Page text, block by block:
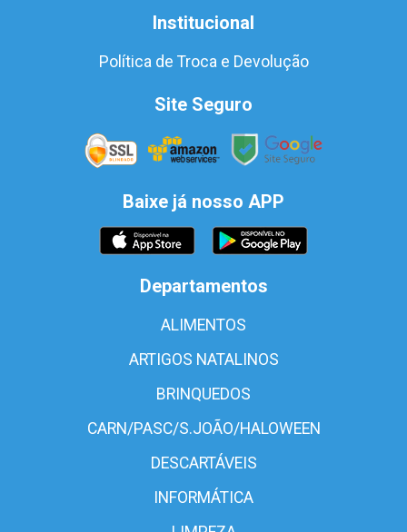
Institucional
Política de Troca e Devolução
Site Seguro
Baixe já nosso APP
Departamentos
ALIMENTOS
ARTIGOS NATALINOS
BRINQUEDOS
CARN/PASC/S.JOÃO/HALOWEEN
DESCARTÁVEIS
INFORMÁTICA